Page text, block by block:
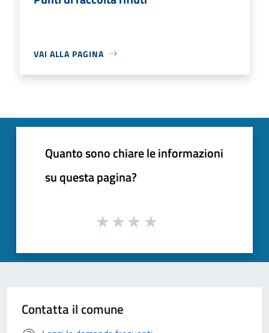
VAI ALLA PAGINA
Quanto sono chiare le informazioni
su questa pagina?
Contatta il comune